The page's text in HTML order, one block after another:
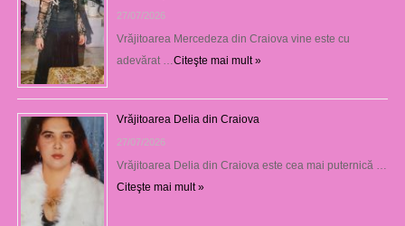
27/07/2026
Vrăjitoarea Mercedeza din Craiova vine este cu
adevărat … Citeşte mai mult »
Vrăjitoarea Delia din Craiova
27/07/2026
Vrăjitoarea Delia din Craiova este cea mai puternică …
Citeşte mai mult »